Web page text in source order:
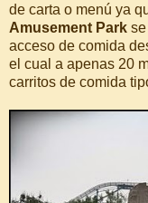
de carta o menú ya
Amusement Park
acceso de comida
el cual a apenas 20
carritos de comida